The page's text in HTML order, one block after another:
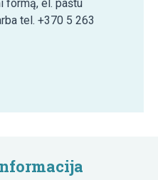
formą, el. paštu
tel. +370 5 263